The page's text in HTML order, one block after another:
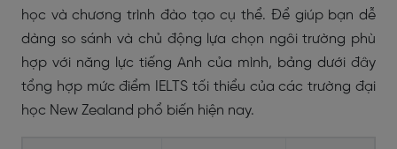
học và chương trình đào tạo cụ thể. Để giúp bạn dễ
dàng so sánh và chủ động lựa chọn ngôi trường phù
hợp với năng lực tiếng Anh của mình, bảng dưới đây
tổng hợp mức điểm IELTS tối thiểu của các trường đại
học New Zealand phổ biến hiện nay.